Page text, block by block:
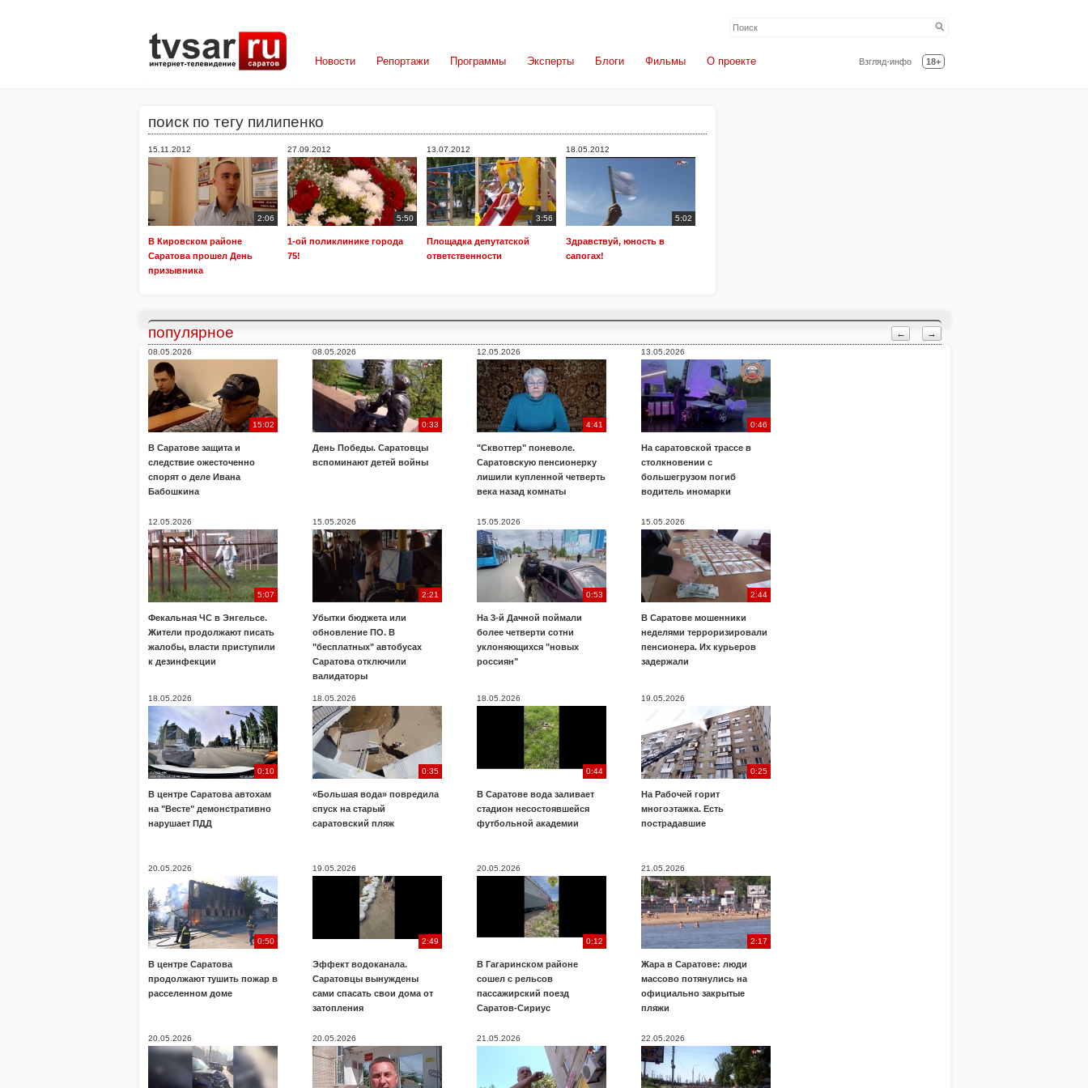
Взгляд-инфо 18+
Новости Репортажи Программы Эксперты Блоги Фильмы О проекте
поиск по тегу пилипенко
15.11.2012
2:06
В Кировском районе
Саратова прошел День
призывника
27.09.2012
5:50
1-ой поликлинике города
75!
13.07.2012
3:56
Площадка депутатской
ответственности
18.05.2012
5:02
Здравствуй, юность в
сапогах!
← →
популярное
08.05.2026
15:02
В Саратове защита и
следствие ожесточенно
спорят о деле Ивана
Бабошкина
08.05.2026
0:33
День Победы. Саратовцы
вспоминают детей войны
12.05.2026
4:41
"Сквоттер" поневоле.
Саратовскую пенсионерку
лишили купленной четверть
века назад комнаты
13.05.2026
0:46
На саратовской трассе в
столкновении с
большегрузом погиб
водитель иномарки
12.05.2026
5:07
Фекальная ЧС в Энгельсе.
Жители продолжают писать
жалобы, власти приступили
к дезинфекции
15.05.2026
2:21
Убытки бюджета или
обновление ПО. В
"бесплатных" автобусах
Саратова отключили
валидаторы
15.05.2026
0:53
На 3-й Дачной поймали
более четверти сотни
уклоняющихся "новых
россиян"
15.05.2026
2:44
В Саратове мошенники
неделями терроризировали
пенсионера. Их курьеров
задержали
18.05.2026
0:10
В центре Саратова автохам
на "Весте" демонстративно
нарушает ПДД
18.05.2026
0:35
«Большая вода» повредила
спуск на старый
саратовский пляж
18.05.2026
0:44
В Саратове вода заливает
стадион несостоявшейся
футбольной академии
19.05.2026
0:25
На Рабочей горит
многоэтажка. Есть
пострадавшие
20.05.2026
0:50
В центре Саратова
продолжают тушить пожар в
расселенном доме
19.05.2026
2:49
Эффект водоканала.
Саратовцы вынуждены
сами спасать свои дома от
затопления
20.05.2026
0:12
В Гагаринском районе
сошел с рельсов
пассажирский поезд
Саратов-Сириус
21.05.2026
2:17
Жара в Саратове: люди
массово потянулись на
официально закрытые
пляжи
20.05.2026 20.05.2026 21.05.2026 22.05.2026